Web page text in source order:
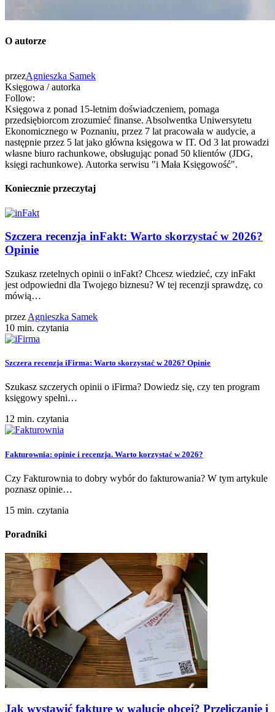
O autorze
przezAgnieszka Samek
Księgowa / autorka
Follow:
Księgowa z ponad 15-letnim doświadczeniem, pomaga
przedsiębiorcom zrozumieć finanse. Absolwentka Uniwersytetu
Ekonomicznego w Poznaniu, przez 7 lat pracowała w audycie, a
następnie przez 5 lat jako główna księgowa w IT. Od 3 lat prowadzi
własne biuro rachunkowe, obsługując ponad 50 klientów (JDG,
księgi rachunkowe). Autorka serwisu "i Mała Księgowość".
Koniecznie przeczytaj
Szczera recenzja inFakt: Warto skorzystać w 2026?
Opinie
Szukasz rzetelnych opinii o inFakt? Chcesz wiedzieć, czy inFakt
jest odpowiedni dla Twojego biznesu? W tej recenzji sprawdzę, co
mówią…
przez Agnieszka Samek
10 min. czytania
Szczera recenzja iFirma: Warto skorzystać w 2026? Opinie
Szukasz szczerych opinii o iFirma? Dowiedz się, czy ten program
księgowy spełni…
12 min. czytania
Fakturownia: opinie i recenzja. Warto korzystać w 2026?
Czy Fakturownia to dobry wybór do fakturowania? W tym artykule
poznasz opinie…
15 min. czytania
Poradniki
Jak wystawić fakturę w walucie obcej? Przeliczanie i